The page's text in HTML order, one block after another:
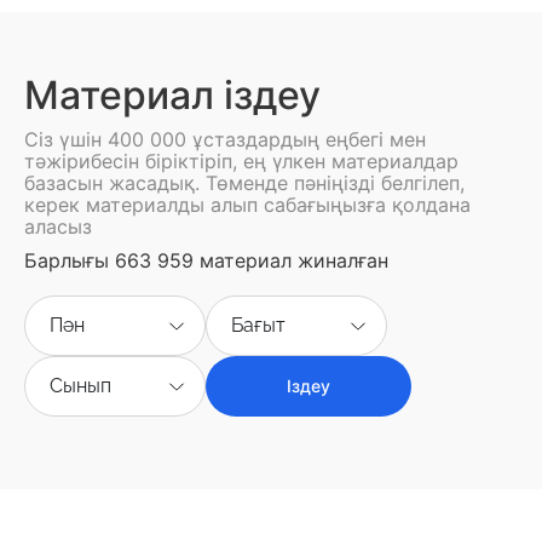
Материал іздеу
Сіз үшін 400 000 ұстаздардың еңбегі мен
тәжірибесін біріктіріп, ең үлкен материалдар
базасын жасадық. Төменде пәніңізді белгілеп,
керек материалды алып сабағыңызға қолдана
аласыз
Барлығы 663 959 материал жиналған
Пән Бағыт
Сынып Іздеу